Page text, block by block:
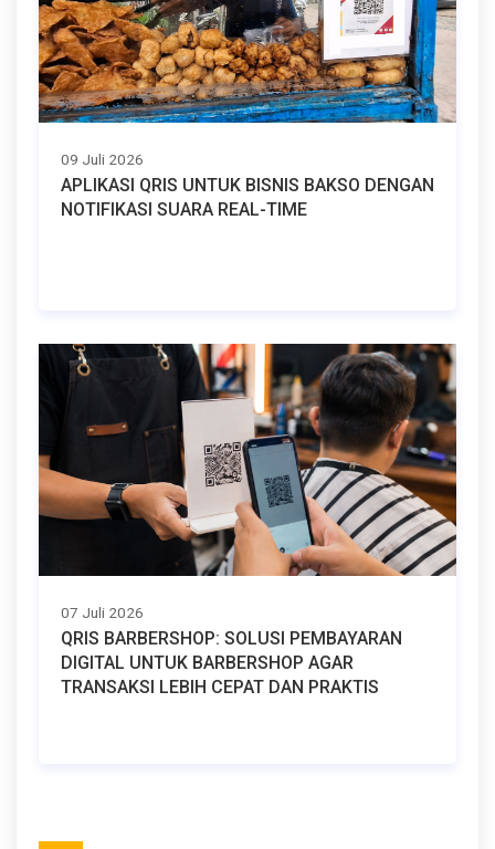
09 Juli 2026
APLIKASI QRIS UNTUK BISNIS BAKSO DENGAN
NOTIFIKASI SUARA REAL-TIME
07 Juli 2026
QRIS BARBERSHOP: SOLUSI PEMBAYARAN
DIGITAL UNTUK BARBERSHOP AGAR
TRANSAKSI LEBIH CEPAT DAN PRAKTIS